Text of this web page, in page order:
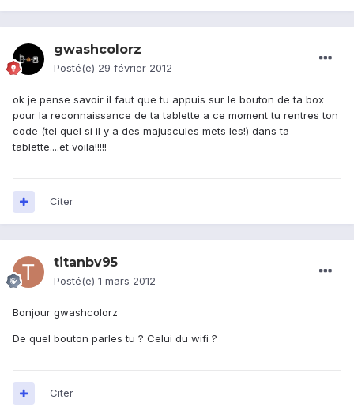
gwashcolorz
Posté(e) 29 février 2012
ok je pense savoir il faut que tu appuis sur le bouton de ta box
pour la reconnaissance de ta tablette a ce moment tu rentres ton
code (tel quel si il y a des majuscules mets les!) dans ta
tablette....et voila!!!!!
Citer
titanbv95
Posté(e) 1 mars 2012
Bonjour gwashcolorz
De quel bouton parles tu ? Celui du wifi ?
Citer